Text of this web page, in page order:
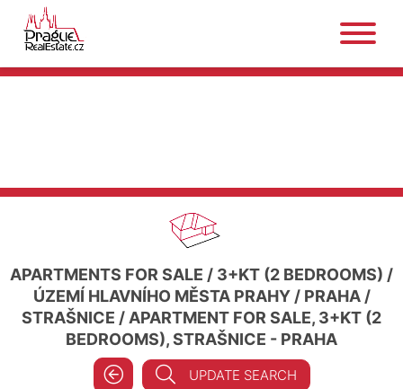
APARTMENTS FOR SALE / 3+KT (2 BEDROOMS) /
ÚZEMÍ HLAVNÍHO MĚSTA PRAHY/ PRAHA/
STRAŠNICE / APARTMENT FOR SALE, 3+KT (2
BEDROOMS), STRAŠNICE - PRAHA
UPDATE SEARCH